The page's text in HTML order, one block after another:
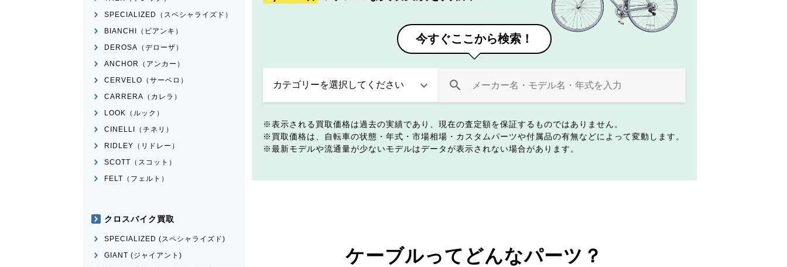
今すぐここから検索！
表示される買取価格は過去の実績であり、現在の査定額を保証するものではありません。
買取価格は、自転車の状態・年式・市場相場・カスタムパーツや付属品の有無などによって変動します。
最新モデルや流通量が少ないモデルはデータが表示されない場合があります。
ケーブルってどんなパーツ？
SPECIALIZED（スペシャライズド）
BIANCHI（ビアンキ）
DEROSA（デローザ）
ANCHOR（アンカー）
CERVELO（サーベロ）
CARRERA（カレラ）
LOOK（ルック）
CINELLI（チネリ）
RIDLEY（リドレー）
SCOTT（スコット）
FELT（フェルト）
クロスバイク買取
SPECIALIZED (スペシャライズド)
GIANT (ジャイアント)